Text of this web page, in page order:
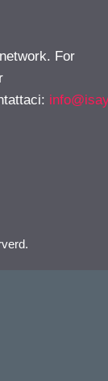
For
: